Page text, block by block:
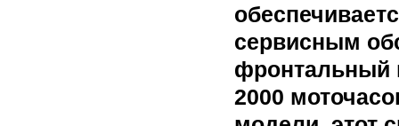
сервисным
фронтальный
2000